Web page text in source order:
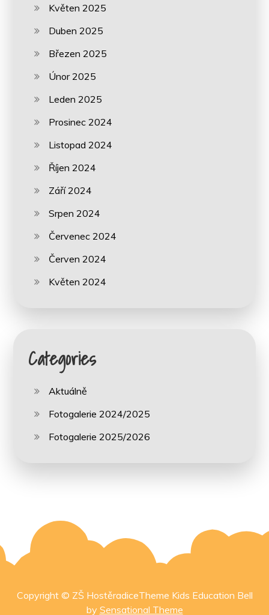
Květen 2025
Duben 2025
Březen 2025
Únor 2025
Leden 2025
Prosinec 2024
Listopad 2024
Říjen 2024
Září 2024
Srpen 2024
Červenec 2024
Červen 2024
Květen 2024
Categories
Aktuálně
Fotogalerie 2024/2025
Fotogalerie 2025/2026
Copyright © ZŠ HostěradiceTheme Kids Education Bell
by Sensational Theme